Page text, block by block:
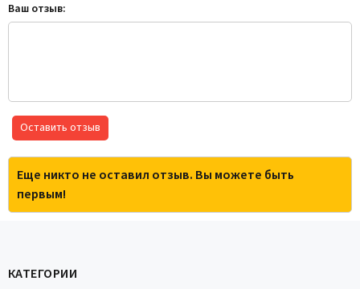
Ваш отзыв:
Оставить отзыв
Еще никто не оставил отзыв. Вы можете быть
первым!
КАТЕГОРИИ